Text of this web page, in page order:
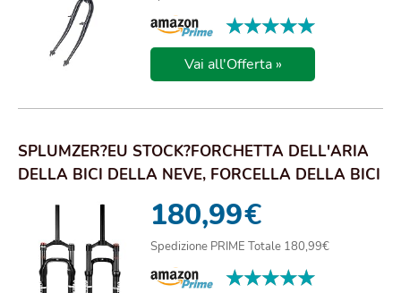
★★★★★
★★★★★
Vai all'Offerta »
SPLUMZER?EU STOCK?FORCHETTA DELL'ARIA
DELLA BICI DELLA NEVE, FORCELLA DELLA BICI
180,99€
Spedizione PRIME Totale 180,99€
★★★★★
★★★★★